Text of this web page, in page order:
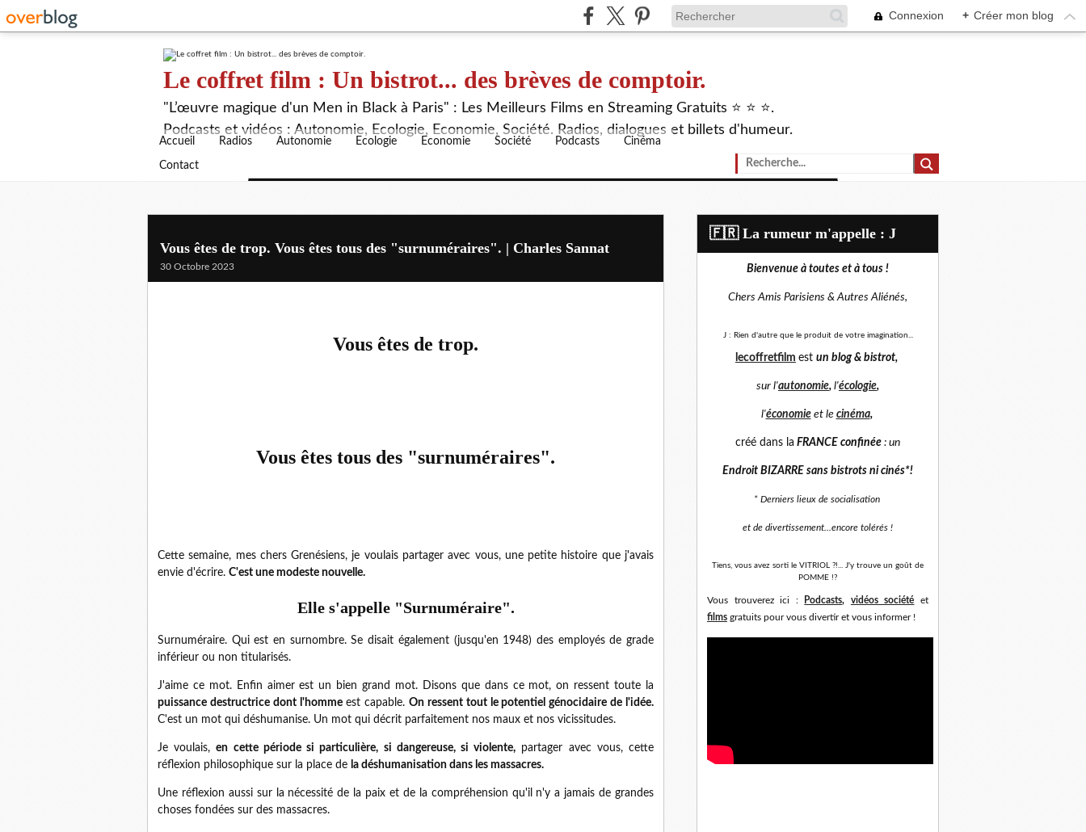
Connexion + Créer mon blog
Le coffret film : Un bistrot... des brèves de comptoir.
"L’œuvre magique d'un Men in Black à Paris" : Les Meilleurs Films en Streaming Gratuits ⭐ ⭐ ⭐.
Podcasts et vidéos : Autonomie, Ecologie, Economie, Société. Radios, dialogues et billets d'humeur.
Accueil Radios Autonomie Ecologie Economie Société Podcasts Cinéma
Contact
Vous êtes de trop. Vous êtes tous des "surnuméraires". | Charles Sannat
30 Octobre 2023
Vous êtes de trop.
Vous êtes tous des "surnuméraires".
Cette semaine, mes chers Grenésiens, je voulais partager avec vous, une petite histoire que j'avais
envie d'écrire. C'est une modeste nouvelle.
Elle s'appelle "Surnuméraire".
Surnuméraire. Qui est en surnombre. Se disait également (jusqu'en 1948) des employés de grade
inférieur ou non titularisés.
J'aime ce mot. Enfin aimer est un bien grand mot. Disons que dans ce mot, on ressent toute la
puissance destructrice dont l'hommeest capable.On ressent tout le potentiel génocidaire de l'idée.
C'est un mot qui déshumanise. Un mot qui décrit parfaitement nos maux et nos vicissitudes.
Je voulais,en cette période si particulière, si dangereuse, si violente, partager avec vous, cette
réflexion philosophique sur la place de la déshumanisation dans les massacres.
Une réflexion aussi sur la nécessité de la paix et de la compréhension qu'il n'y a jamais de grandes
choses fondées sur des massacres.
​🇫🇷​ La rumeur m'appelle : J
Bienvenue à toutes et à tous !
Chers Amis Parisiens &Autres Aliénés,
J : Rien d'autre que le produit de votre imagination...
lecoffretfilm est un blog & bistrot,
sur l'autonomie, l'écologie,
l'économie et le cinéma,
créé dans la FRANCE confinée : un
Endroit BIZARRE sans bistrots ni cinés*!
* Derniers lieux de socialisation
et de divertissement... encore tolérés !
Tiens, vous avez sorti le VITRIOL ?!... J'y trouve un goût de
POMME !?
Vous trouverez ici : Podcasts, vidéos société et
films gratuits pour vous divertir et vous informer !